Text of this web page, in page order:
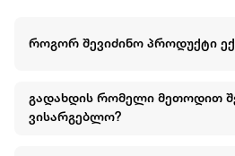
როგორ შევიძინო პროდუქტი
გადახდის რომელი მეთოდით
ვისარგებლო?